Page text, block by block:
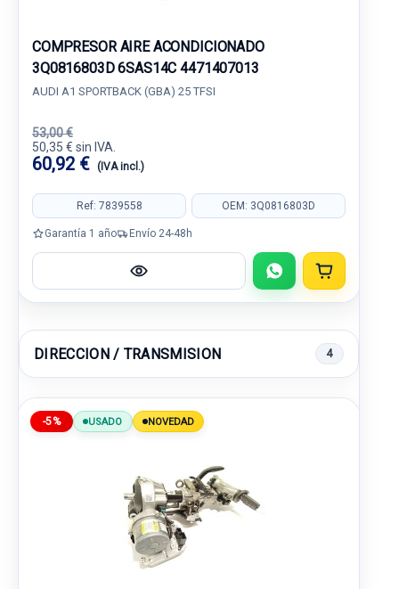
COMPRESOR AIRE ACONDICIONADO
3Q0816803D 6SAS14C 4471407013
AUDI A1 SPORTBACK (GBA) 25 TFSI
53,00 €
50,35 € sin IVA.
60,92 € (IVA incl.)
Ref: 7839558 OEM: 3Q0816803D
Garantía 1 año Envío 24-48h
DIRECCION / TRANSMISION 4
-5% USADO NOVEDAD